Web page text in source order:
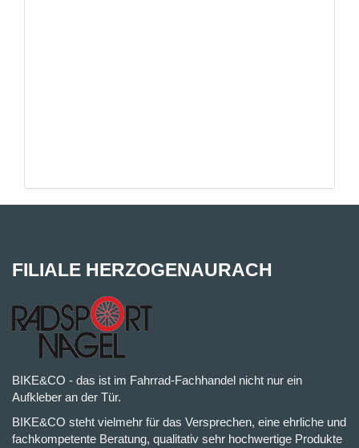
FILIALE HERZOGENAURACH
BIKE&CO - das ist im Fahrrad-Fachhandel nicht nur ein
Aufkleber an der Tür.
BIKE&CO steht vielmehr für das Versprechen, eine ehrliche und
fachkompetente Beratung, qualitativ sehr hochwertige Produkte